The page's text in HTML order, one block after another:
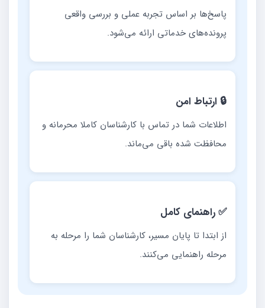
پاسخ‌ها بر اساس تجربه عملی و بررسی واقعی
پرونده‌های خدماتی ارائه می‌شود.
🔒 ارتباط امن
اطلاعات شما در تماس با کارشناسان کاملا محرمانه و
محافظت شده باقی می‌ماند.
✅ راهنمای کامل
از ابتدا تا پایان مسیر، کارشناسان شما را مرحله به
مرحله راهنمایی می‌کنند.